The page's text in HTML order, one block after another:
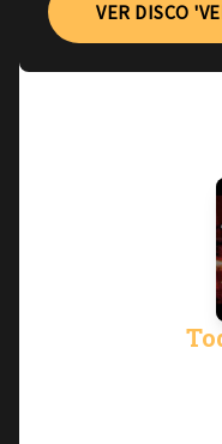
VER DISCO